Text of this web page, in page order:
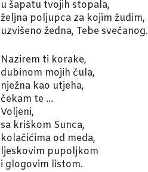
u šapatu tvojih stopala,
željna poljupca za kojim žudim,
uzvišeno žedna, Tebe svečanog.
Nazirem ti korake,
dubinom mojih čula,
nježna kao utjeha,
čekam te …
Voljeni,
sa kriškom Sunca,
kolačićima od meda,
ljeskovim pupoljkom
i glogovim listom.